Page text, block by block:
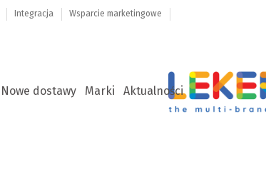
Integracja
Wsparcie marketingowe
Nowe dostawy Marki Aktualności